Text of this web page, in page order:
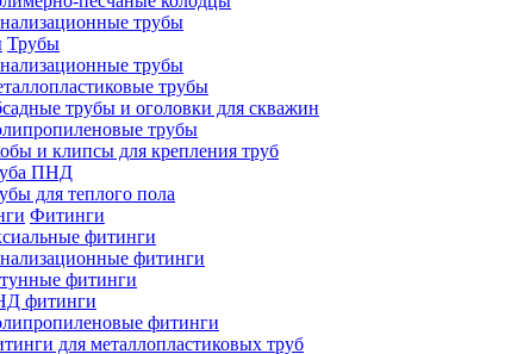
трубы
Трубы
трубы
трубы
трубы и оголовки для скважин
трубы
и клипсы для крепления труб
ПНД
для теплого пола
Фитинги
фитинги
фитинги
фитинги
фитинги
фитинги
для металлопластиковых труб